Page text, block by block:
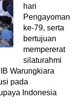
hari
Pengayoman
ke-79, serta
bertujuan
mempererat
silaturahmi
Warungkiara
pada
Indonesia